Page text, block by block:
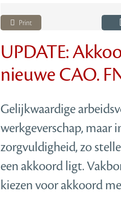
Print
UPDATE:
nieuwe CAO.
Gelijkwaardige
werkgeverschap, maar
zorgvuldigheid, zo
een akkoord ligt.
kiezen voor akkoord